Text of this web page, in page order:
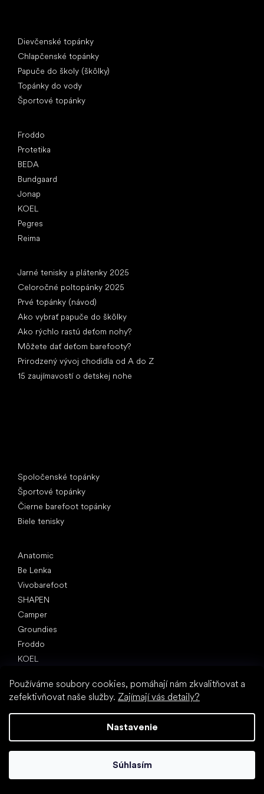
Používáme soubory cookies, pomáhají nám zkvalitňovat a
zefektivňovat naše služby. Zajímají vás detaily?
Nastavenie
Súhlasím
Dievčenské topánky
Chlapčenské topánky
Papuče do školy (škôlky)
Topánky do vody
Športové topánky
Froddo
Protetika
BEDA
Bundgaard
Jonap
KOEL
Pegres
Reima
Jarné tenisky a plátenky 2025
Celoročné poltopánky 2025
Prvé topánky (návod)
Ako vybrať papuče do škôlky
Ako rýchlo rastú deťom nohy?
Môžete dať deťom barefooty?
Prirodzený vývoj chodidla od A do Z
15 zaujímavostí o detskej nohe
Spoločenské topánky
Športové topánky
Čierne barefoot topánky
Biele tenisky
Anatomic
Be Lenka
Vivobarefoot
SHAPEN
Camper
Groundies
Froddo
KOEL
Články
Hallux valgus (vbočený palec)
Chôdza naboso vs. chôdza v topánkach
Správna hygiena nôh